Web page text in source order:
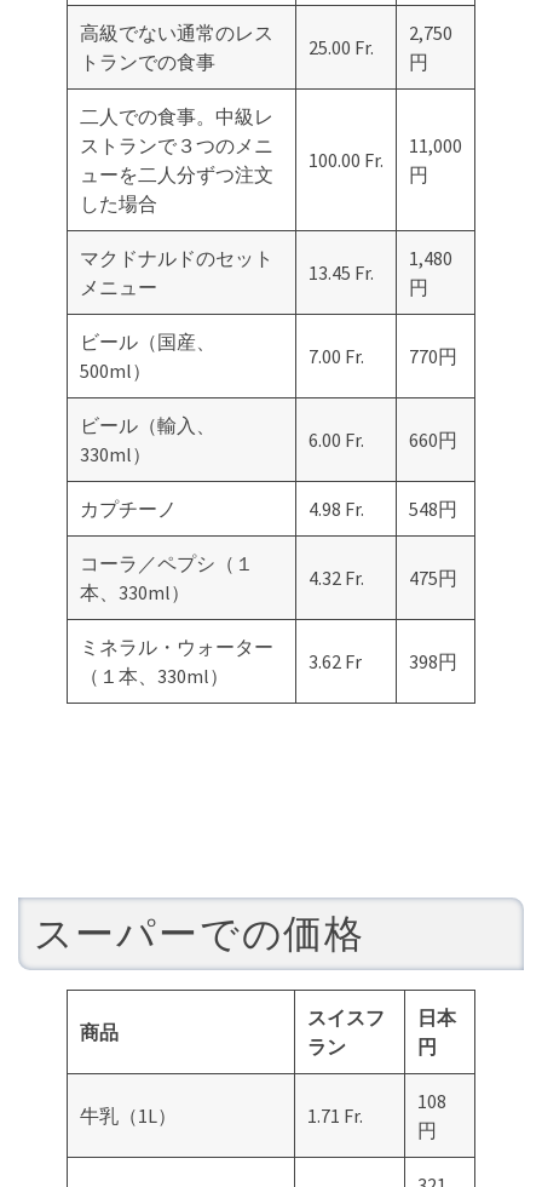
高級でない通常のレス
トランでの食事
25.00 Fr.
2,750
円
二人での食事。中級レ
ストランで３つのメニ
ューを二人分ずつ注文
した場合
100.00 Fr.
11,000
円
マクドナルドのセット
メニュー
13.45 Fr.
1,480
円
ビール（国産、
500ml）
7.00 Fr. 770円
ビール（輸入、
330ml）
6.00 Fr. 660円
カプチーノ 4.98 Fr. 548円
コーラ／ペプシ（１
本、330ml）
4.32 Fr. 475円
ミネラル・ウォーター
（１本、330ml）
3.62 Fr 398円
スーパーでの価格
商品
スイスフ
ラン
日本
円
牛乳（1L） 1.71 Fr.
108
円